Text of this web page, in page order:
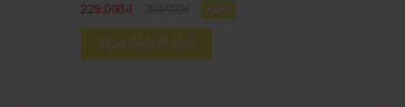
229.000đ -34%
MUA SẢN PHẨM